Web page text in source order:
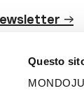
Questo
→